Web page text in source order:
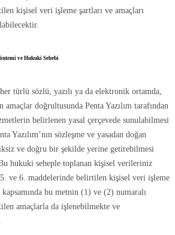
kişisel veri işleme şartları ve amaçları
ve Hukuki Sebebi
türlü sözlü, yazılı ya da elektronik ortamda,
amaçlar doğrultusunda Penta Yazılım tarafından
belirlenen yasal çerçevede sunulabilmesi
Yazılım’nın sözleşme ve yasadan doğan
ve doğru bir şekilde yerine getirebilmesi
hukuki sebeple toplanan kişisel verileriniz
ve 6. maddelerinde belirtilen kişisel veri işleme
kapsamında bu metnin (1) ve (2) numaralı
amaçlarla da işlenebilmekte ve